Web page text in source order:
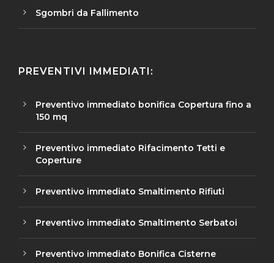
Sgombri da Fallimento
PREVENTIVI IMMEDIATI:
Preventivo immediato bonifica Copertura fino a
150 mq
Preventivo immediato Rifacimento Tetti e
Coperture
Preventivo immediato Smaltimento Rifiuti
Preventivo immediato Smaltimento Serbatoi
Preventivo immediato Bonifica Cisterne